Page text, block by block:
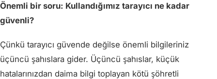
Önemli bir soru: Kullandığımız tarayıcı ne kadar
güvenli?
Çünkü tarayıcı güvende değilse önemli bilgileriniz
üçüncü şahıslara gider. Üçüncü şahıslar, küçük
hatalarınızdan daima bilgi toplayan kötü şöhretli